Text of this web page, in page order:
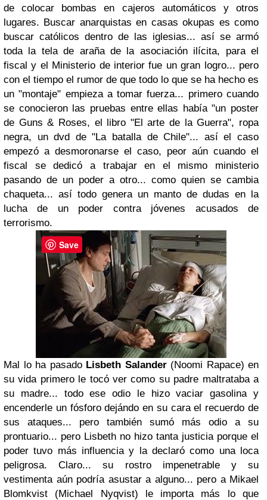
de colocar bombas en cajeros automáticos y otros
lugares. Buscar anarquistas en casas okupas es como
buscar católicos dentro de las iglesias... así se armó
toda la tela de araña de la asociación ilícita, para el
fiscal y el Ministerio de interior fue un gran logro... pero
con el tiempo el rumor de que todo lo que se ha hecho es
un "montaje" empieza a tomar fuerza... primero cuando
se conocieron las pruebas entre ellas había "un poster
de Guns & Roses, el libro "El arte de la Guerra", ropa
negra, un dvd de "La batalla de Chile"... así el caso
empezó a desmoronarse el caso, peor aún cuando el
fiscal se dedicó a trabajar en el mismo ministerio
pasando de un poder a otro... como quien se cambia
chaqueta... así todo genera un manto de dudas en la
lucha de un poder contra jóvenes acusados de
terrorismo.
Mal lo ha pasado Lisbeth Salander(Noomi Rapace) en
su vida primero le tocó ver como su padre maltrataba a
su madre... todo ese odio le hizo vaciar gasolina y
encenderle un fósforo dejándo en su cara el recuerdo de
sus ataques... pero también sumó más odio a su
prontuario... pero Lisbeth no hizo tanta justicia porque el
poder tuvo más influencia y la declaró como una loca
peligrosa. Claro... su rostro impenetrable y su
vestimenta aún podría asustar a alguno... pero a Mikael
Blomkvist (Michael Nyqvist) le importa más lo que
Save